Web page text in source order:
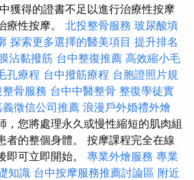
獲得的證書不足以進行治療性按摩
療性按摩。 北投整骨服務 玻尿酸填
探索更多選擇的醫美項目 提升排名
沾黏撥筋 台中整復推薦 高效縮小毛
孔療程 台中撥筋療程 台胞證照片規
骨服務 台中中醫整骨 整復學徒實
義徵信公司推薦 浪漫戶外婚禮外燴
，您將處理永久或慢性縮短的肌肉組
者的整個身體。 按摩課程完全在線
即可立即開始。 專業外燴服務 專業
知識 台中按摩服務推薦討論區 附近